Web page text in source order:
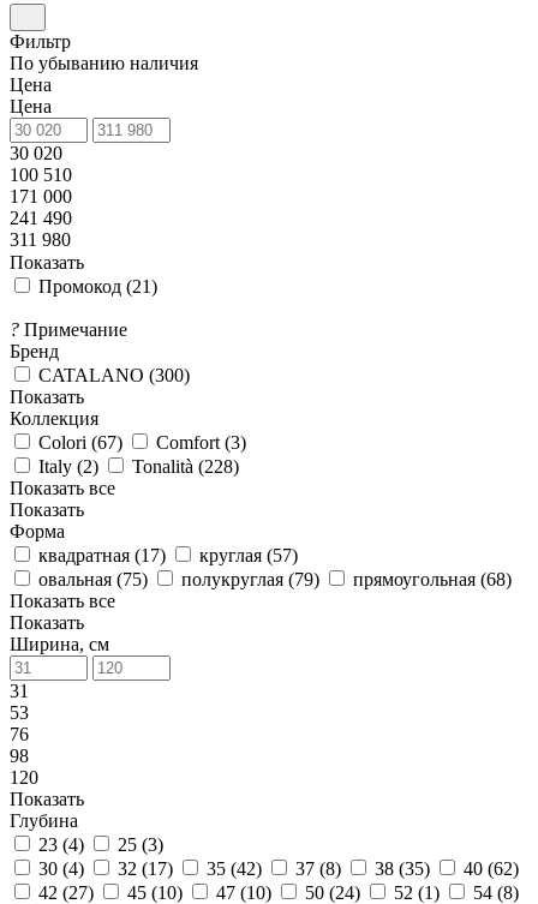
Фильтр
По убыванию наличия
Цена
Цена
30 020
100 510
171 000
241 490
311 980
Показать
Промокод (21)
? Примечание
Бренд
CATALANO (300)
Показать
Коллекция
Colori (67) Comfort (3)
Italy (2) Tonalità (228)
Показать все
Показать
Форма
квадратная (17) круглая (57)
овальная (75) полукруглая (79) прямоугольная (68)
Показать все
Показать
Ширина, см
31
53
76
98
120
Показать
Глубина
23 (4) 25 (3)
30 (4) 32 (17) 35 (42) 37 (8) 38 (35) 40 (62)
42 (27) 45 (10) 47 (10) 50 (24) 52 (1) 54 (8)